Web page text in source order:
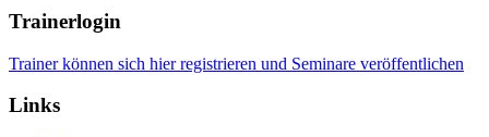
Trainerlogin
Trainer können sich hier registrieren und Seminare veröffentlichen
Links